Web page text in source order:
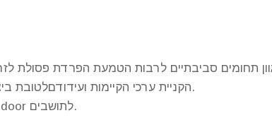
תחומים סביבתיים לרבות הטמעת הפרדת פסולת
הקניית ערכי הקיימות ועידודםלטובת ביצוע הטמעת התהליך שהוחלט עם הרשות אל מול התושבים.
ההדרכה נעשית הן במוסדות והרשויות והן בשיטת door to door לתושבים.